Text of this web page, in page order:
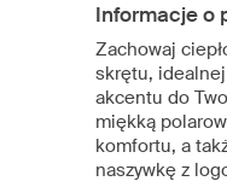
Informacje o
Zachowaj
skrętu,
akcentu do
miękką
komfortu, a
naszywkę z